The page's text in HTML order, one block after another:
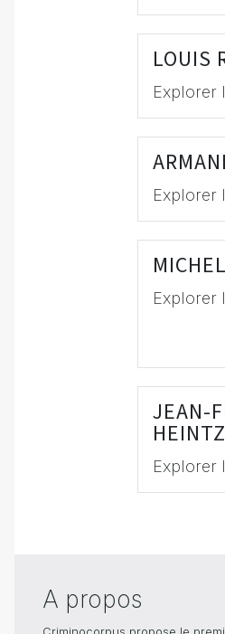
LOUIS
Explorer
Explorer
Explorer
JEAN-
Explorer
A propos